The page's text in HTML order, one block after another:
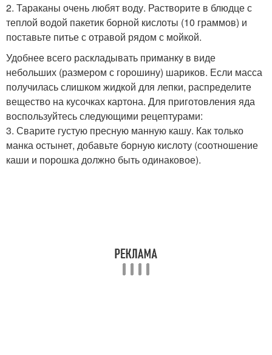
2. Тараканы очень любят воду. Растворите в блюдце с
теплой водой пакетик борной кислоты (10 граммов) и
поставьте питье с отравой рядом с мойкой.
Удобнее всего раскладывать приманку в виде
небольших (размером с горошину) шариков. Если масса
получилась слишком жидкой для лепки, распределите
вещество на кусочках картона. Для приготовления яда
воспользуйтесь следующими рецептурами:
3. Сварите густую пресную манную кашу. Как только
манка остынет, добавьте борную кислоту (соотношение
каши и порошка должно быть одинаковое).